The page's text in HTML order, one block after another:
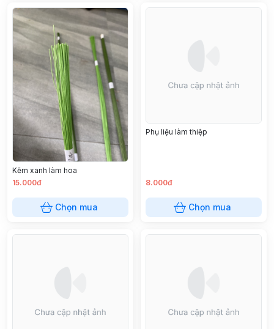
Kẽm xanh làm hoa
15.000đ
Chọn mua
Phụ liệu làm thiệp
8.000đ
Chọn mua